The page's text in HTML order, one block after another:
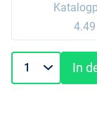
4.49
In